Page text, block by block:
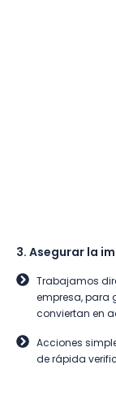
3. Asegurar la
Trabajamos
empresa, para
conviertan en
Acciones
de rápida